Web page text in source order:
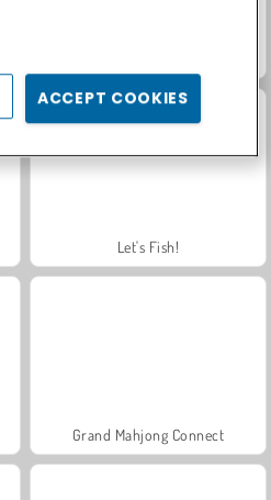
Let's Fish!
Grand Mahjong Connect
ACCEPT COOKIES